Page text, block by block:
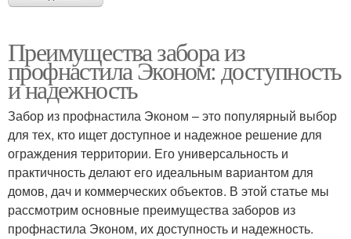
Преимущества забора из
профнастила Эконом: доступность
и надежность
Забор из профнастила Эконом – это популярный выбор
для тех, кто ищет доступное и надежное решение для
ограждения территории. Его универсальность и
практичность делают его идеальным вариантом для
домов, дач и коммерческих объектов. В этой статье мы
рассмотрим основные преимущества заборов из
профнастила Эконом, их доступность и надежность.